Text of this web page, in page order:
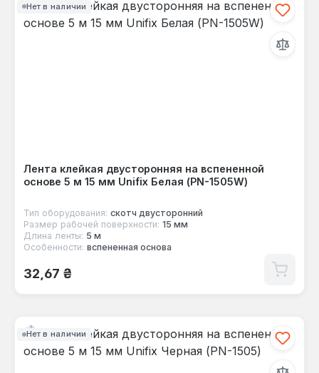
Нет в наличии
Лента клейкая двусторонняя на вспененной
основе 5 м 15 мм Unifix Белая (PN-1505W)
Тип оборудования: скотч двусторонний
Размер рабочей поверхности: 15 мм
Длина ленты: 5 м
Особенности: вспененная основа
Обычная цена:
32,67 ₴
Нет в наличии